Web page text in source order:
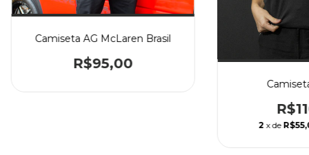
Camiseta AG McLaren Brasil
R$95,00
2 x de